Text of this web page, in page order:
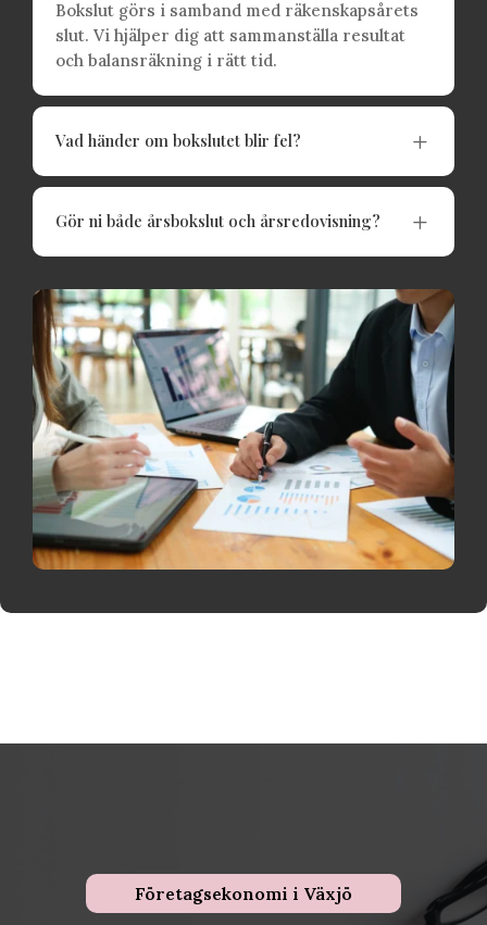
Bokslut görs i samband med räkenskapsårets
slut. Vi hjälper dig att sammanställa resultat
och balansräkning i rätt tid.
Vad händer om bokslutet blir fel? L
Gör ni både årsbokslut och årsredovisning? L
Företagsekonomi i Växjö